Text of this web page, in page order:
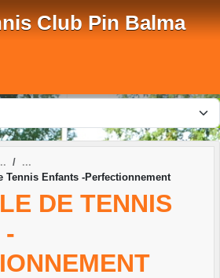
Club Pin Balma
Tennis Enfants -Perfectionnement
DE TENNIS
-
cookies